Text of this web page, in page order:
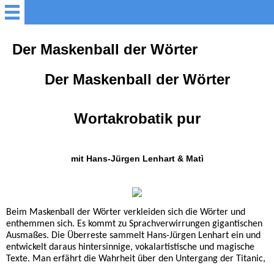
Startseite
Programme
Bücher
Warten auf Queneau
Der Maskenball der Wörter
Der Maskenball der Wörter
Wortakrobatik pur
mit Hans-Jürgen Lenhart & Matì
Beim Maskenball der Wörter verkleiden sich die Wörter und
enthemmen sich. Es kommt zu Sprachverwirrungen gigantischen
Ausmaßes. Die Überreste sammelt Hans-Jürgen Lenhart ein und
entwickelt daraus hintersinnige, vokalartistische und magische
Texte. Man erfährt die Wahrheit über den Untergang der Titanic,